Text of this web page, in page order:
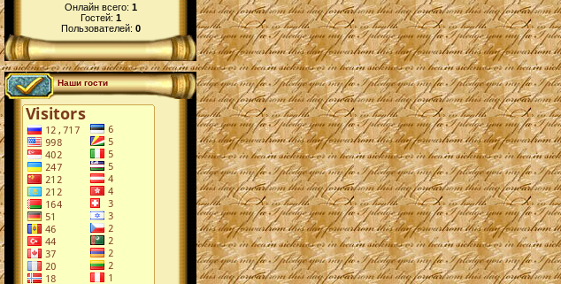
Онлайн всего: 1
Гостей: 1
Пользователей: 0
Наши гости